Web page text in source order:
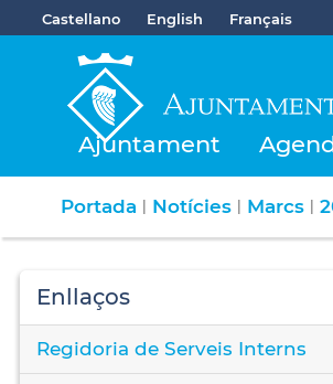
Castellano English Français
Ajuntament
Portada | Notícies | Marcs |
Enllaços
Regidoria de Serveis Interns